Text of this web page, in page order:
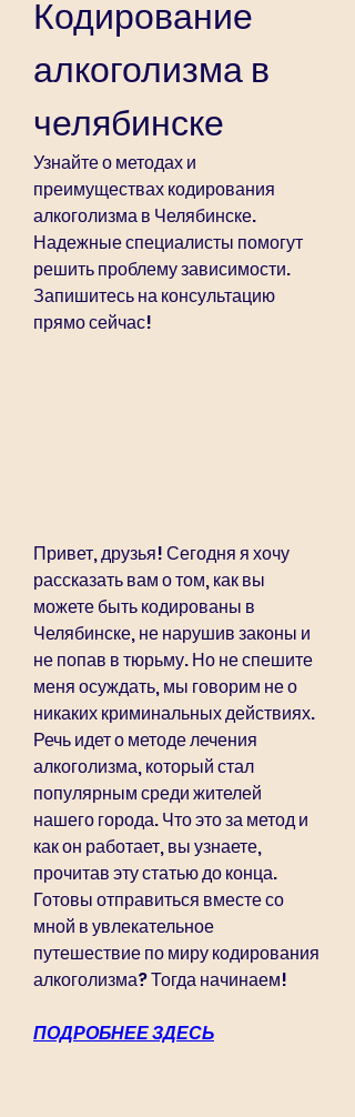
Кодирование
алкоголизма в
челябинске
Узнайте о методах и
преимуществах кодирования
алкоголизма в Челябинске.
Надежные специалисты помогут
решить проблему зависимости.
Запишитесь на консультацию
прямо сейчас!
Привет, друзья! Сегодня я хочу
рассказать вам о том, как вы
можете быть кодированы в
Челябинске, не нарушив законы и
не попав в тюрьму. Но не спешите
меня осуждать, мы говорим не о
никаких криминальных действиях.
Речь идет о методе лечения
алкоголизма, который стал
популярным среди жителей
нашего города. Что это за метод и
как он работает, вы узнаете,
прочитав эту статью до конца.
Готовы отправиться вместе со
мной в увлекательное
путешествие по миру кодирования
алкоголизма? Тогда начинаем!
ПОДРОБНЕЕ ЗДЕСЬ